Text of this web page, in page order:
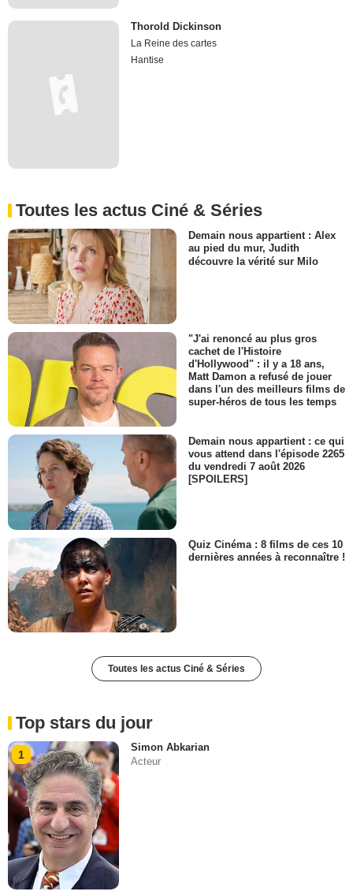
Thorold Dickinson
La Reine des cartes
Hantise
Toutes les actus Ciné & Séries
Demain nous appartient : Alex
au pied du mur, Judith
découvre la vérité sur Milo
"J'ai renoncé au plus gros
cachet de l'Histoire
d'Hollywood" : il y a 18 ans,
Matt Damon a refusé de jouer
dans l'un des meilleurs films de
super-héros de tous les temps
Demain nous appartient : ce qui
vous attend dans l'épisode 2265
du vendredi 7 août 2026
[SPOILERS]
Quiz Cinéma : 8 films de ces 10
dernières années à reconnaître !
Toutes les actus Ciné & Séries
Top stars du jour
1
Simon Abkarian
Acteur